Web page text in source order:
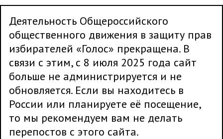
Деятельность Общероссийского
общественного движения в защиту прав
избирателей «Голос» прекращена. В
связи с этим, с 8 июля 2025 года сайт
больше не администрируется и не
обновляется. Если вы находитесь в
России или планируете её посещение,
то мы рекомендуем вам не делать
перепостов с этого сайта.